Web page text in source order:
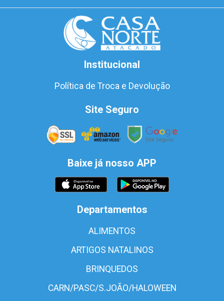
Institucional
Política de Troca e Devolução
Site Seguro
Baixe já nosso APP
Departamentos
ALIMENTOS
ARTIGOS NATALINOS
BRINQUEDOS
CARN/PASC/S.JOÃO/HALOWEEN